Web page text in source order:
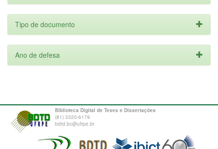
Tipo de documento
Ano de defesa
Biblioteca Digital de Teses e Dissertações
(81) 3320-6179
bdtd.bc@ufrpe.br